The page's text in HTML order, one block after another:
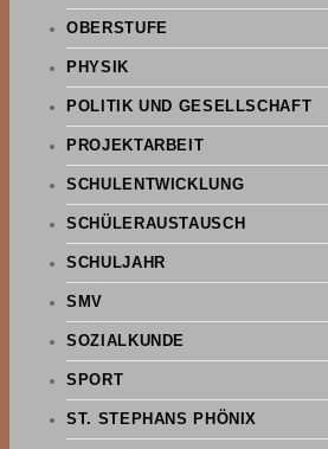
OBERSTUFE
PHYSIK
POLITIK UND GESELLSCHAFT
PROJEKTARBEIT
SCHULENTWICKLUNG
SCHÜLERAUSTAUSCH
SCHULJAHR
SMV
SOZIALKUNDE
SPORT
ST. STEPHANS PHÖNIX